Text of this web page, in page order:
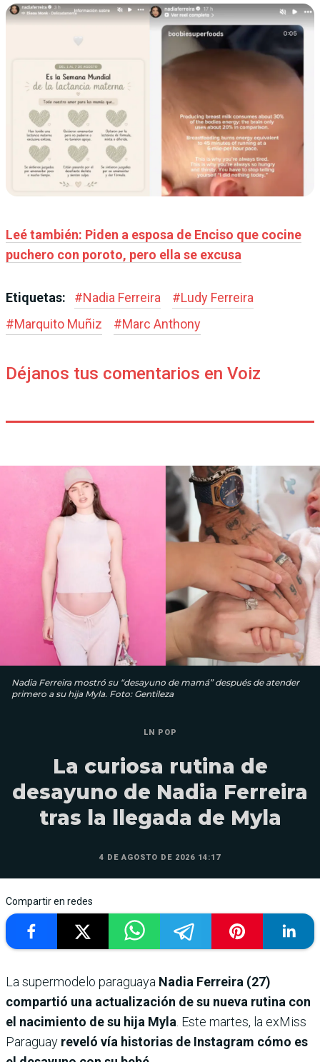
Leé también: Piden a esposa de Enciso que cocine
puchero con poroto, pero ella se excusa
Etiquetas: #Nadia Ferreira #Ludy Ferreira
#Marquito Muñiz #Marc Anthony
Déjanos tus comentarios en Voiz
Nadia Ferreira mostró su “desayuno de mamá” después de atender
primero a su hija Myla. Foto: Gentileza
LN POP
La curiosa rutina de
desayuno de Nadia Ferreira
tras la llegada de Myla
4 DE AGOSTO DE 2026 14:17
Compartir en redes
La supermodelo paraguaya Nadia Ferreira (27)
compartió una actualización de su nueva rutina con
el nacimiento de su hija Myla. Este martes, la exMiss
Paraguay reveló vía historias de Instagram cómo es